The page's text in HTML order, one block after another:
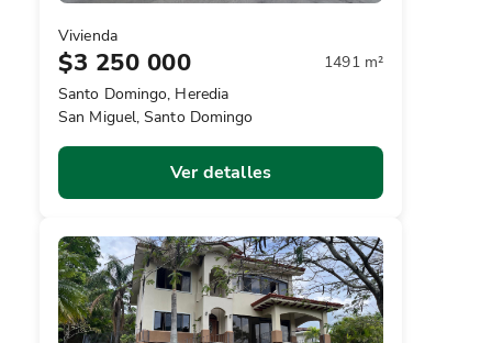
Vivienda
$3 250 000
1491 m²
Santo Domingo, Heredia
San Miguel, Santo Domingo
Ver detalles